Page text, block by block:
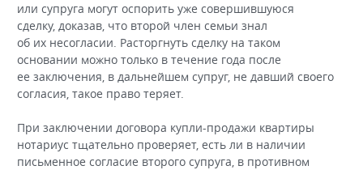
или супруга могут оспорить уже совершившуюся
сделку, доказав, что второй член семьи знал
об их несогласии. Расторгнуть сделку на таком
основании можно только в течение года после
ее заключения, в дальнейшем супруг, не давший своего
согласия, такое право теряет.
При заключении договора купли-продажи квартиры
нотариус тщательно проверяет, есть ли в наличии
письменное согласие второго супруга, в противном